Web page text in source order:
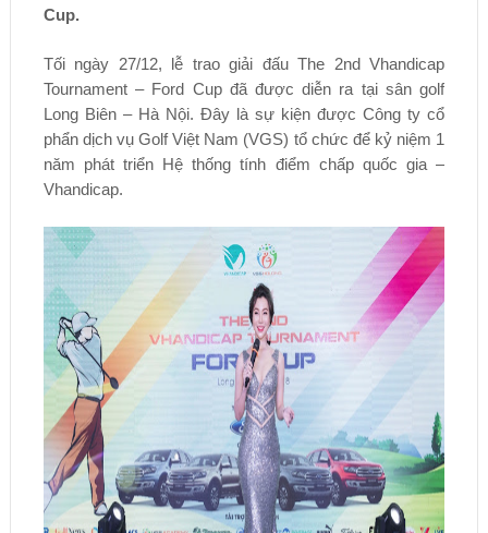
Cup.
Tối ngày 27/12, lễ trao giải đấu The 2nd Vhandicap
Tournament – Ford Cup đã được diễn ra tại sân golf
Long Biên – Hà Nội. Đây là sự kiện được Công ty cổ
phẩn dịch vụ Golf Việt Nam (VGS) tổ chức để kỷ niệm 1
năm phát triển Hệ thống tính điểm chấp quốc gia –
Vhandicap.